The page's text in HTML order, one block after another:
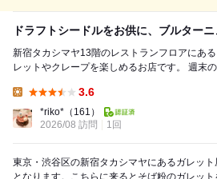
ドラフトシードルをお供に、ブルター
新宿タカシマヤ13階のレストランフロアにあ
レットやクレープを楽しめるお店です。 週末の暑い時間帯に訪問したと
3.6
*riko* （161）
2026/08 訪問
1回
東京・渋谷区の新宿タカシマヤにあるガレット屋さん。 数年
となります。こちらに来るとそば粉のガレッ